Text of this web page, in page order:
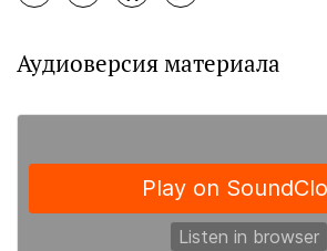
Аудиоверсия материала